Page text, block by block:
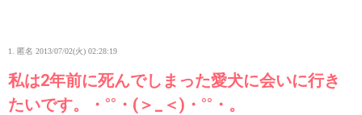
1. 匿名 2013/07/02(火) 02:28:19
私は2年前に死んでしまった愛犬に会いに行き
たいです。・°°・(＞_＜)・°°・。